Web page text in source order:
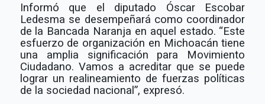
Informó que el diputado Óscar Escobar
Ledesma se desempeñará como coordinador
de la Bancada Naranja en aquel estado. “Este
esfuerzo de organización en Michoacán tiene
una amplia significación para Movimiento
Ciudadano. Vamos a acreditar que se puede
lograr un realineamiento de fuerzas políticas
de la sociedad nacional”, expresó.